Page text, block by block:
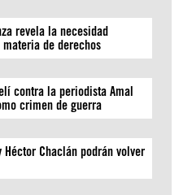
revela la necesidad
de derechos
contra la periodista Amal
crimen de guerra
Héctor Chaclán podrán volver